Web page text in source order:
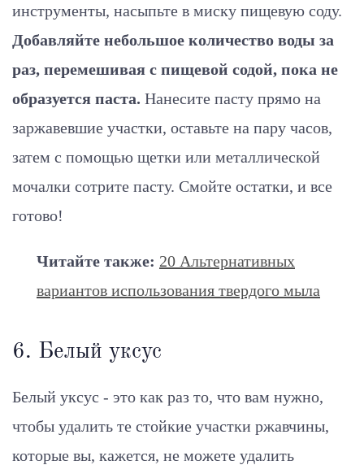
инструменты, насыпьте в миску пищевую соду.
Добавляйте небольшое количество воды за
раз, перемешивая с пищевой содой, пока не
образуется паста. Нанесите пасту прямо на
заржавевшие участки, оставьте на пару часов,
затем с помощью щетки или металлической
мочалки сотрите пасту. Смойте остатки, и все
готово!
Читайте также: 20 Альтернативных
вариантов использования твердого мыла
6. Белый уксус
Белый уксус - это как раз то, что вам нужно,
чтобы удалить те стойкие участки ржавчины,
которые вы, кажется, не можете удалить